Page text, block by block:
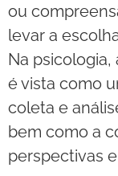
ou
levar a
Na
é vista como
coleta e
bem como a
perspectivas